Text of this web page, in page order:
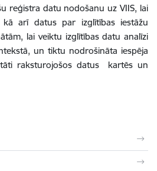
reģistra datu nodošanu uz VIIS, lai
kā arī datus par izglītības iestāžu
lai veiktu izglītības datu analīzi
un tiktu nodrošināta iespēja
raksturojošos datus kartēs un